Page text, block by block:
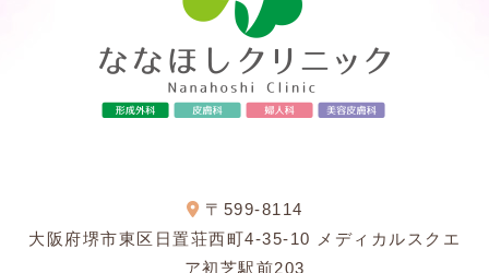
〒599-8114
大阪府堺市東区日置荘西町4-35-10 メディカルスクエ
ア初芝駅前203